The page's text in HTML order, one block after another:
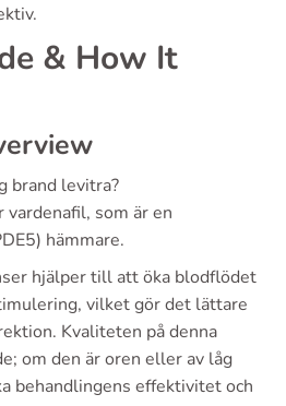
& How It
brand levitra?
som är en
hämmare.
hjälper till att öka blodflödet
vilket gör det lättare
Kvaliteten på denna
om den är oren eller av låg
behandlingens effektivitet och